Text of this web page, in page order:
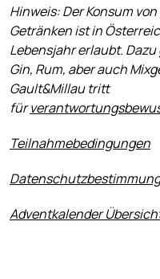
Hinweis: Der Konsum
Getränken ist in
Lebensjahr erlaubt. Dazu
Gin, Rum, aber auch
Gault&Millau tritt
für
Teilnahmebedingungen
Adventkalender